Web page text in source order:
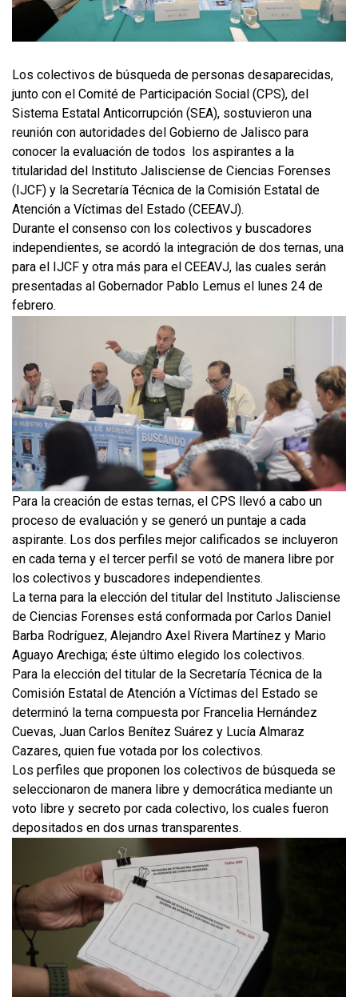
Los colectivos de búsqueda de personas desaparecidas,
junto con el Comité de Participación Social (CPS), del
Sistema Estatal Anticorrupción (SEA), sostuvieron una
reunión con autoridades del Gobierno de Jalisco para
conocer la evaluación de todos los aspirantes a la
titularidad del Instituto Jalisciense de Ciencias Forenses
(IJCF) y la Secretaría Técnica de la Comisión Estatal de
Atención a Víctimas del Estado (CEEAVJ).
Durante el consenso con los colectivos y buscadores
independientes, se acordó la integración de dos ternas, una
para el IJCF y otra más para el CEEAVJ, las cuales serán
presentadas al Gobernador Pablo Lemus el lunes 24 de
febrero.
Para la creación de estas ternas, el CPS llevó a cabo un
proceso de evaluación y se generó un puntaje a cada
aspirante. Los dos perfiles mejor calificados se incluyeron
en cada terna y el tercer perfil se votó de manera libre por
los colectivos y buscadores independientes.
La terna para la elección del titular del Instituto Jalisciense
de Ciencias Forenses está conformada por Carlos Daniel
Barba Rodríguez, Alejandro Axel Rivera Martínez y Mario
Aguayo Arechiga; éste último elegido los colectivos.
Para la elección del titular de la Secretaría Técnica de la
Comisión Estatal de Atención a Víctimas del Estado se
determinó la terna compuesta por Francelia Hernández
Cuevas, Juan Carlos Benítez Suárez y Lucía Almaraz
Cazares, quien fue votada por los colectivos.
Los perfiles que proponen los colectivos de búsqueda se
seleccionaron de manera libre y democrática mediante un
voto libre y secreto por cada colectivo, los cuales fueron
depositados en dos urnas transparentes.